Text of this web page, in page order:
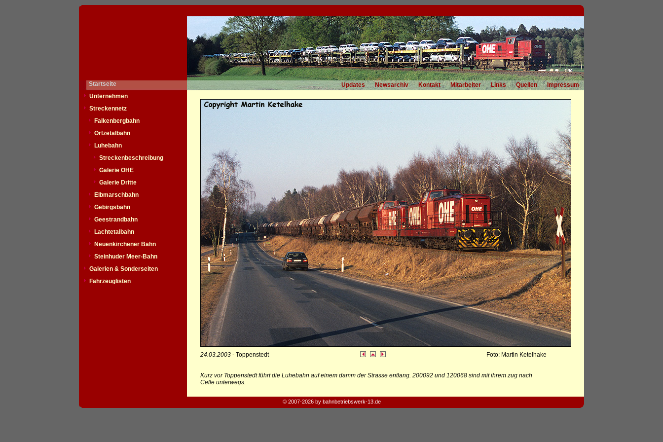
Startseite Updates Newsarchiv Kontakt Mitarbeiter Links Quellen
Impressum
Unternehmen
Streckennetz
Falkenbergbahn
Örtzetalbahn
Luhebahn
Streckenbeschreibung
Galerie OHE
Galerie Dritte
Elbmarschbahn
Gebirgsbahn
Geestrandbahn
Lachtetalbahn
Neuenkirchener Bahn
Steinhuder Meer-Bahn
Galerien & Sonderseiten
Fahrzeuglisten
24.03.2003- Toppenstedt Foto: Martin Ketelhake
Kurz vor Toppenstedt führt die Luhebahn auf einem damm der Strasse entlang. 200092 und 120068 sind mit ihrem zug nach
Celle unterwegs.
© 2007-2026 by bahnbetriebswerk-13.de